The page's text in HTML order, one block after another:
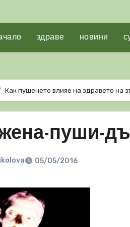
здраве новини
Как пушенето влияе на здравето на
пуши-
05/05/2016